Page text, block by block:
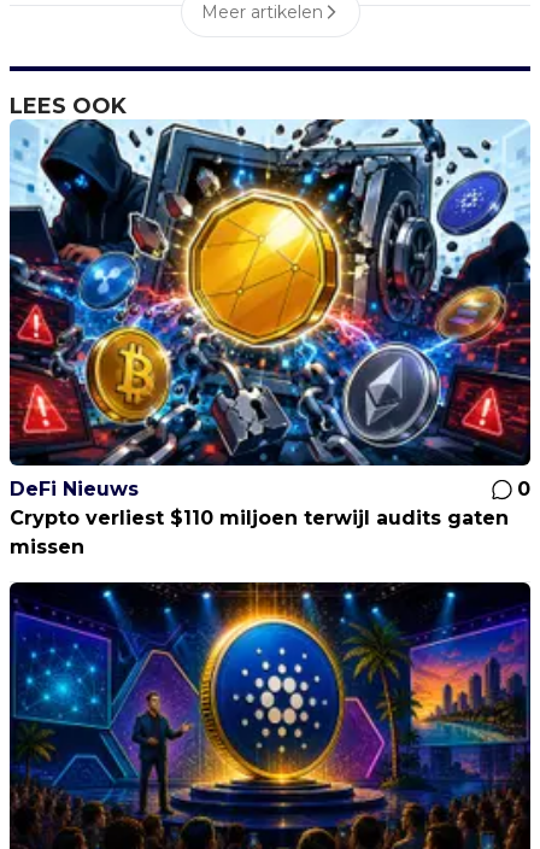
Meer artikelen
LEES OOK
DeFi Nieuws
0
Crypto verliest $110 miljoen terwijl audits gaten
missen